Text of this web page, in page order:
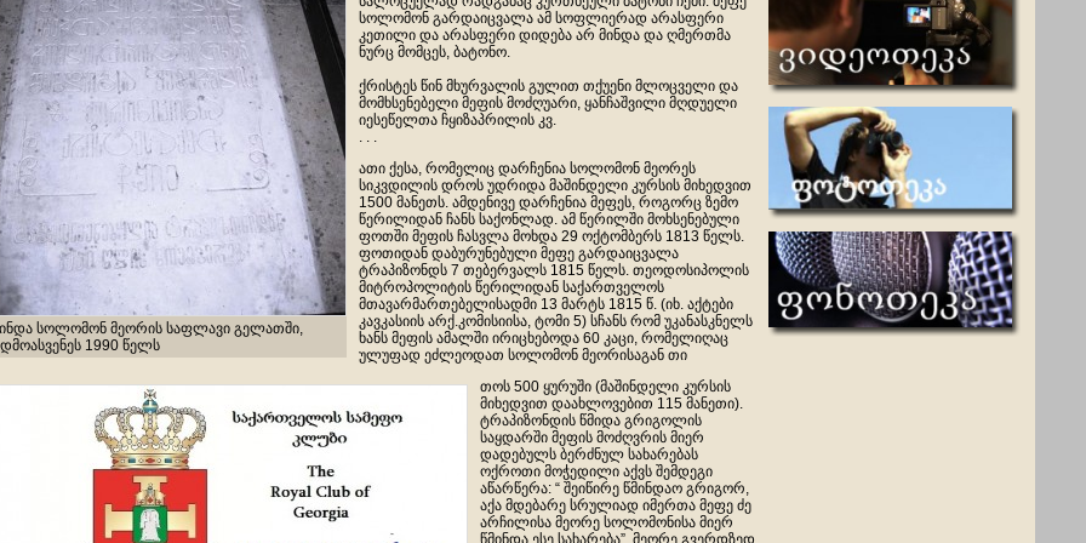
სოლომონ მეორის საფლავი გელათში,
1990 წელს
სოლომონ გარდაიცვალა ამ სოფლიერად არასფერი
კეთილი და არასფერი დიდება არ მინდა და ღმერთმა
ნურც მომცეს, ბატონო.
ქრისტეს წინ მხურვალის გულით თქუენი მლოცველი და
მომხსენებელი მეფის მოძღუარი, ყანჩაშვილი მღდუელი
იესეწელთა ჩყიზაპრილის კვ.
. . .
ათი ქესა, რომელიც დარჩენია სოლომონ მეორეს
სიკვდილის დროს უდრიდა მაშინდელი კურსის მიხედვით
1500 მანეთს. ამდენივე დარჩენია მეფეს, როგორც ზემო
წერილიდან ჩანს საქონლად. ამ წერილში მოხსენებული
ფოთში მეფის ჩასვლა მოხდა 29 ოქტომბერს 1813 წელს.
ფოთიდან დაბურუნებული მეფე გარდაიცვალა
ტრაპიზონდს 7 თებერვალს 1815 წელს. თეოდოსიპოლის
მიტროპოლიტის წერილიდან საქართველოს
მთავარმართებელისადმი 13 მარტს 1815 წ. (იხ. აქტები
კავკასიის არქ.კომისიისა, ტომი 5) სჩანს რომ უკანასკნელს
ხანს მეფის ამალში ირიცხებოდა 60 კაცი, რომელიღაც
ულუფად ეძლეოდათ სოლომონ მეორისაგან თი
თოს 500 ყურუში (მაშინდელი კურსის
მიხედვით დაახლოვებით 115 მანეთი).
ტრაპიზონდის წმიდა გრიგოლის
საყდარში მეფის მოძღვრის მიერ
დადებულს ბერძნულ სახარებას
ოქროთი მოჭედილი აქვს შემდეგი
აწარწერა: “ შეიწირე წმინდაო გრიგორ,
აქა მდებარე სრულიად იმერთა მეფე ძე
არჩილისა მეორე სოლომონისა მიერ
წმინდა ესე სახარება”. მეორე გვერდზედ